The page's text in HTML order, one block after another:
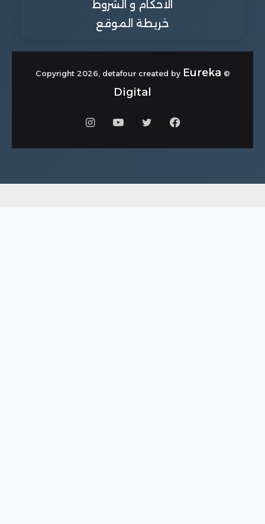
الاحكام و الشروط
خريطة الموقع
© Copyright 2026, detafour created by
Eureka
Digital
فيسبوكتويتر يوتيوبانستقرام